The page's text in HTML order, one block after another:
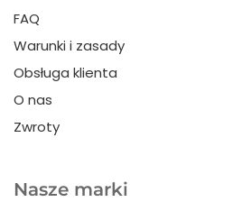
FAQ
Warunki i zasady
Obsługa klienta
O nas
Zwroty
Nasze marki